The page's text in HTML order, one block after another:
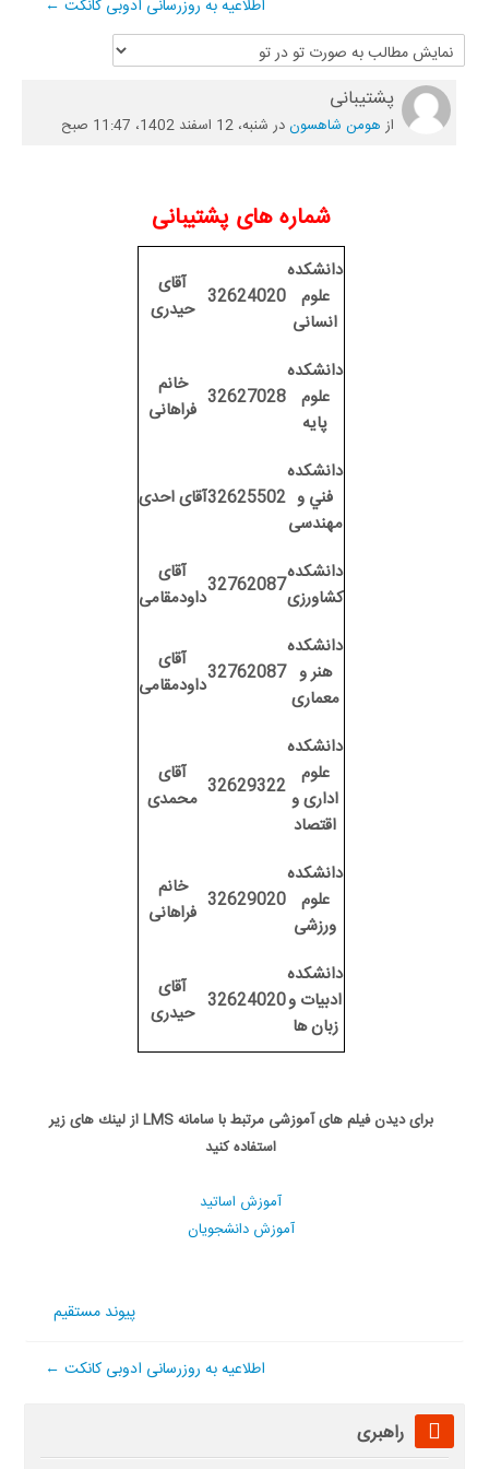
اطلاعیه به روزرسانی ادوبی کانکت ←
پشتیبانی
از هومن شاهسوندر شنبه، 12 اسفند 1402، 11:47 صبح
Number
of
شماره های پشتیبانی
دانشكده
علوم
انسانی
32624020
آقای
حيدری
دانشكده
علوم
پايه
32627028
خانم
فراهانی
دانشكده
فني و
مهندسی
32625502آقای احدی
دانشكده
كشاورزی32762087
آقای
داودمقامی
دانشكده
هنر و
معماری
32762087
آقای
داودمقامی
دانشكده
علوم
اداری و
اقتصاد
32629322
آقای
محمدی
دانشكده
علوم
ورزشی
32629020
خانم
فراهانی
دانشكده
ادبيات و
زبان ها
32624020
آقای
حیدری
برای دیدن فیلم های آموزشی مرتبط با سامانه LMS از لینك های زیر
استفاده كنید
آموزش اساتيد
آموزش دانشجويان
پیوند مستقیم
اطلاعیه به روزرسانی ادوبی کانکت ←
عبور
راهبری